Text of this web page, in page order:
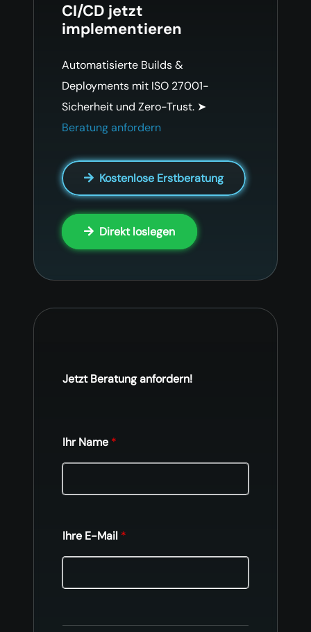
CI/CD jetzt
implementieren
Automatisierte Builds &
Deployments mit ISO 27001-
Sicherheit und Zero-Trust. ➤
Beratung anfordern
Kostenlose Erstberatung
Direkt loslegen
Jetzt Beratung anfordern!
Ihr Name *
Ihre E-Mail *